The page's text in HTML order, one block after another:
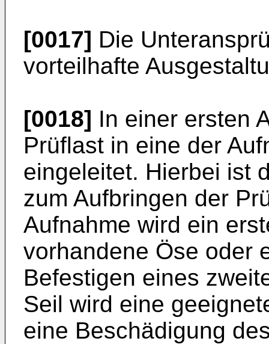
[0017] Die
vorteilhafte
[0018] In einer ersten
Prüflast in eine der
eingeleitet. Hierbei ist
zum Aufbringen der
Aufnahme wird ein
vorhandene Öse oder
Befestigen eines
Seil wird eine
eine Beschädigung